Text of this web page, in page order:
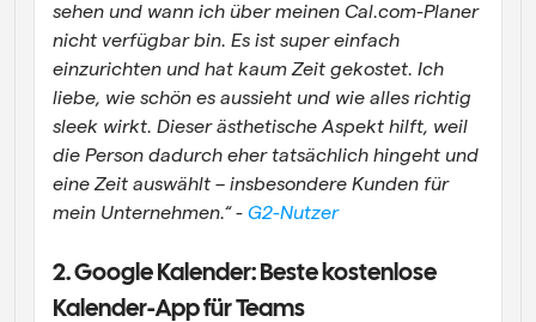
sehen und wann ich über meinen Cal.com-Planer
nicht verfügbar bin. Es ist super einfach
einzurichten und hat kaum Zeit gekostet. Ich
liebe, wie schön es aussieht und wie alles richtig
sleek wirkt. Dieser ästhetische Aspekt hilft, weil
die Person dadurch eher tatsächlich hingeht und
eine Zeit auswählt – insbesondere Kunden für
mein Unternehmen.“ - G2-Nutzer
2. Google Kalender: Beste kostenlose
Kalender-App für Teams